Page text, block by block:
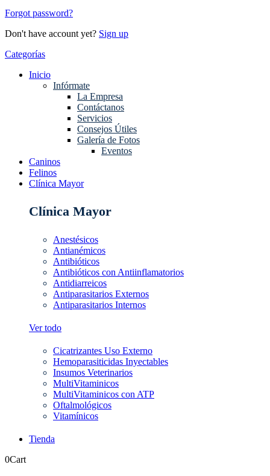
Forgot password?
Don't have account yet? Sign up
Categorías
Inicio
Infórmate
La Empresa
Contáctanos
Servicios
Consejos Útiles
Galería de Fotos
Eventos
Caninos
Felinos
Clínica Mayor
Clínica Mayor
Anestésicos
Antianémicos
Antibióticos
Antibióticos con Antiinflamatorios
Antidiarreicos
Antiparasitarios Externos
Antiparasitarios Internos
Ver todo
Cicatrizantes Uso Externo
Hemoparasiticidas Inyectables
Insumos Veterinarios
MultiVitaminicos
MultiVitaminicos con ATP
Oftalmológicos
Vitamínicos
Tienda
0Cart